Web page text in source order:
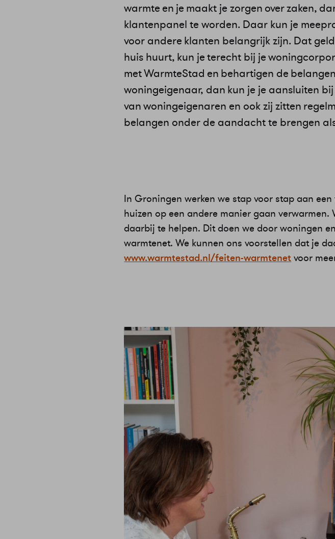
warmte en je maakt je zorgen over zaken,
klantenpanel te worden. Daar kun je
voor andere klanten belangrijk zijn. Dat
huis huurt, kun je terecht bij je
met WarmteStad en behartigen de
woningeigenaar, dan kun je je aansluiten
van woningeigenaren en ook zij zitten
belangen onder de aandacht te brengen
In Groningen werken we stap voor stap aan
huizen op een andere manier gaan
daarbij te helpen. Dit doen we door woningen
warmtenet. We kunnen ons voorstellen dat je
www.warmtestad.nl/feiten-warmtenetvoor